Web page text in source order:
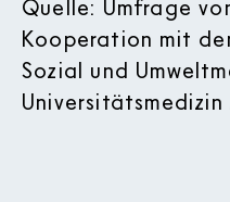
Quelle: Umfrage
Kooperation mit
Sozial­ und
Universitätsmedizin